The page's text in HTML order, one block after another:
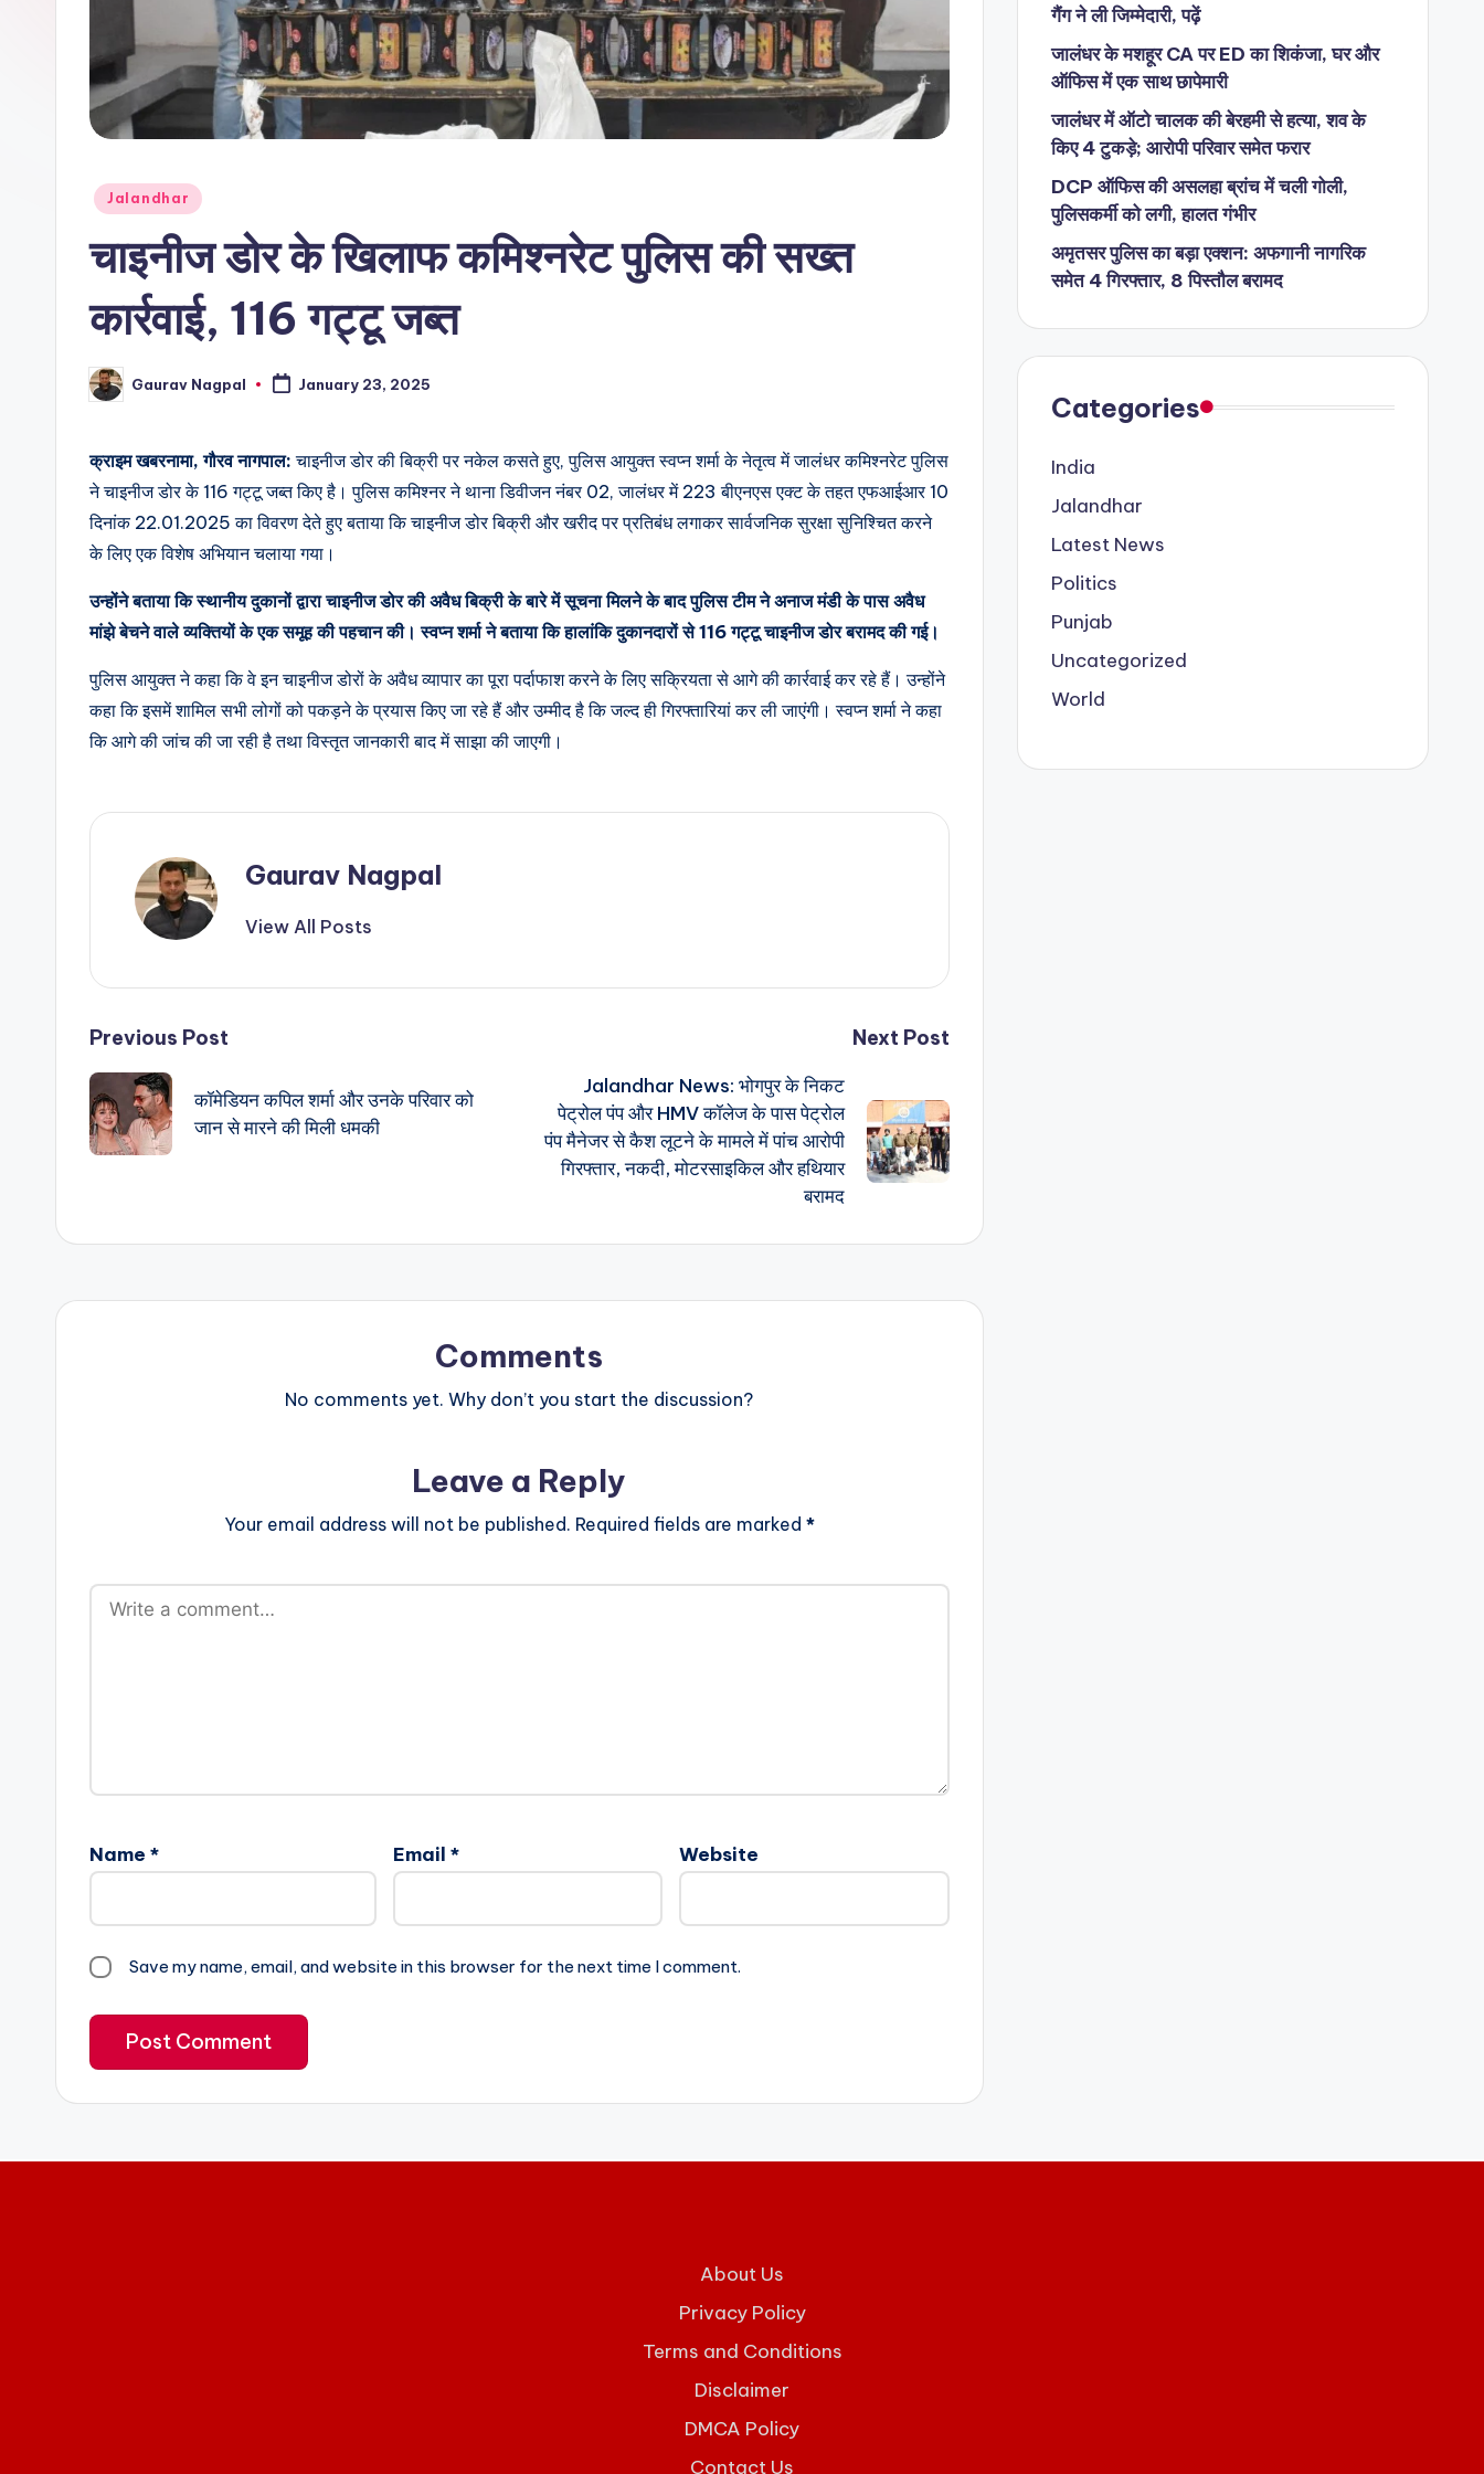
Posted
Jalandhar
चाइनीज डोर के खिलाफ कमिश्नरेट पुलिस की सख्त
कार्रवाई, 116 गट्टू जब्त
Posted
by
Gaurav Nagpal January 23, 2025
क्राइम खबरनामा, गौरव नागपाल:चाइनीज डोर की बिक्री पर नकेल कसते हुए, पुलिस आयुक्त स्वप्न शर्मा के नेतृत्व में जालंधर कमिश्नरेट पुलिस
ने चाइनीज डोर के 116 गट्टू जब्त किए है। पुलिस कमिश्नर ने थाना डिवीजन नंबर 02, जालंधर में 223 बीएनएस एक्ट के तहत एफआईआर 10
दिनांक 22.01.2025 का विवरण देते हुए बताया कि चाइनीज डोर बिक्री और खरीद पर प्रतिबंध लगाकर सार्वजनिक सुरक्षा सुनिश्चित करने
के लिए एक विशेष अभियान चलाया गया।
उन्होंने बताया कि स्थानीय दुकानों द्वारा चाइनीज डोर की अवैध बिक्री के बारे में सूचना मिलने के बाद पुलिस टीम ने अनाज मंडी के पास अवैध
मांझे बेचने वाले व्यक्तियों के एक समूह की पहचान की। स्वप्न शर्मा ने बताया कि हालांकि दुकानदारों से 116 गट्टू चाइनीज डोर बरामद की गई।
पुलिस आयुक्त ने कहा कि वे इन चाइनीज डोरों के अवैध व्यापार का पूरा पर्दाफाश करने के लिए सक्रियता से आगे की कार्रवाई कर रहे हैं। उन्होंने
कहा कि इसमें शामिल सभी लोगों को पकड़ने के प्रयास किए जा रहे हैं और उम्मीद है कि जल्द ही गिरफ्तारियां कर ली जाएंगी। स्वप्न शर्मा ने कहा
कि आगे की जांच की जा रही है तथा विस्तृत जानकारी बाद में साझा की जाएगी।
Gaurav Nagpal
View All Posts
Post
navigation
Previous Post
कॉमेडियन कपिल शर्मा और उनके परिवार को
जान से मारने की मिली धमकी
Next Post
Jalandhar News: भोगपुर के निकट
पेट्रोल पंप और HMV कॉलेज के पास पेट्रोल
पंप मैनेजर से कैश लूटने के मामले में पांच आरोपी
गिरफ्तार, नकदी, मोटरसाइकिल और हथियार
बरामद
Comments
No comments yet. Why don’t you start the discussion?
Leave a Reply
Your email address will not be published. Required fields are marked *
Name * Email * Website
Save my name, email, and website in this browser for the next time I comment.
गैंग ने ली जिम्मेदारी, पढ़ें
जालंधर के मशहूर CA पर ED का शिकंजा, घर और
ऑफिस में एक साथ छापेमारी
जालंधर में ऑटो चालक की बेरहमी से हत्या, शव के
किए 4 टुकड़े; आरोपी परिवार समेत फरार
DCP ऑफिस की असलहा ब्रांच में चली गोली,
पुलिसकर्मी को लगी, हालत गंभीर
अमृतसर पुलिस का बड़ा एक्शन: अफगानी नागरिक
समेत 4 गिरफ्तार, 8 पिस्तौल बरामद
Categories
India
Jalandhar
Latest News
Politics
Punjab
Uncategorized
World
About Us
Privacy Policy
Terms and Conditions
Disclaimer
DMCA Policy
Contact Us